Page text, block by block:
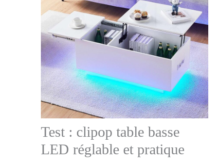
Test : clipop table basse
LED réglable et pratique